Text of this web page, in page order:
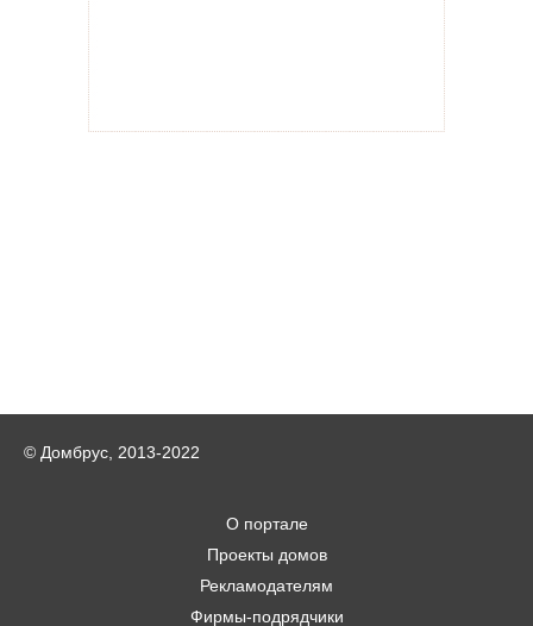
© Домбрус, 2013-2022
О портале
Проекты домов
Рекламодателям
Фирмы-подрядчики